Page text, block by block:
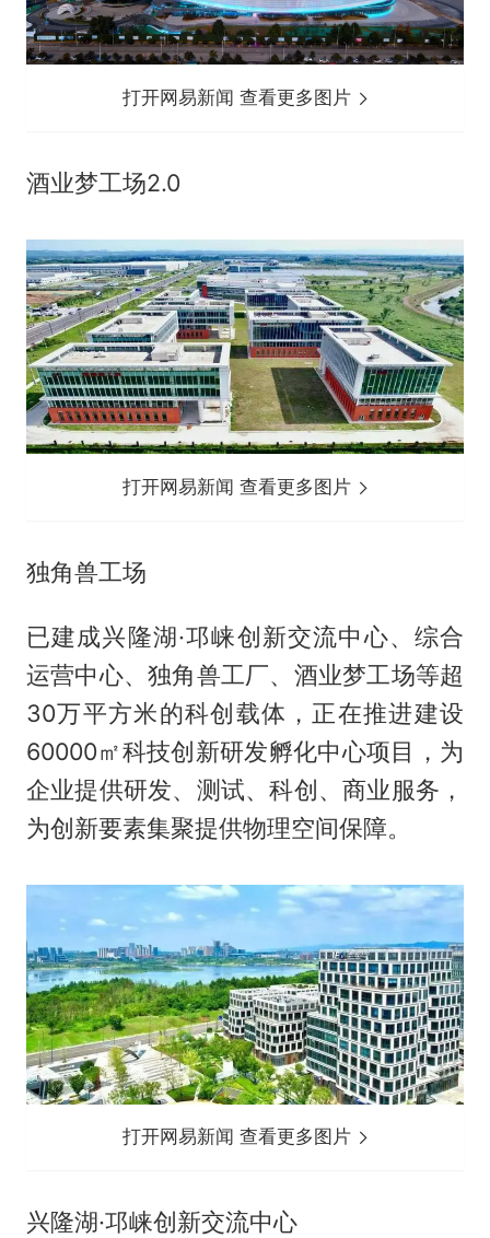
打开网易新闻 查看更多图片
酒业梦工场2.0
打开网易新闻 查看更多图片
独角兽工场
已建成兴隆湖·邛崃创新交流中心、综合
运营中心、独角兽工厂、酒业梦工场等超
30万平方米的科创载体，正在推进建设
60000㎡科技创新研发孵化中心项目，为
企业提供研发、测试、科创、商业服务，
为创新要素集聚提供物理空间保障。
打开网易新闻 查看更多图片
兴隆湖·邛崃创新交流中心